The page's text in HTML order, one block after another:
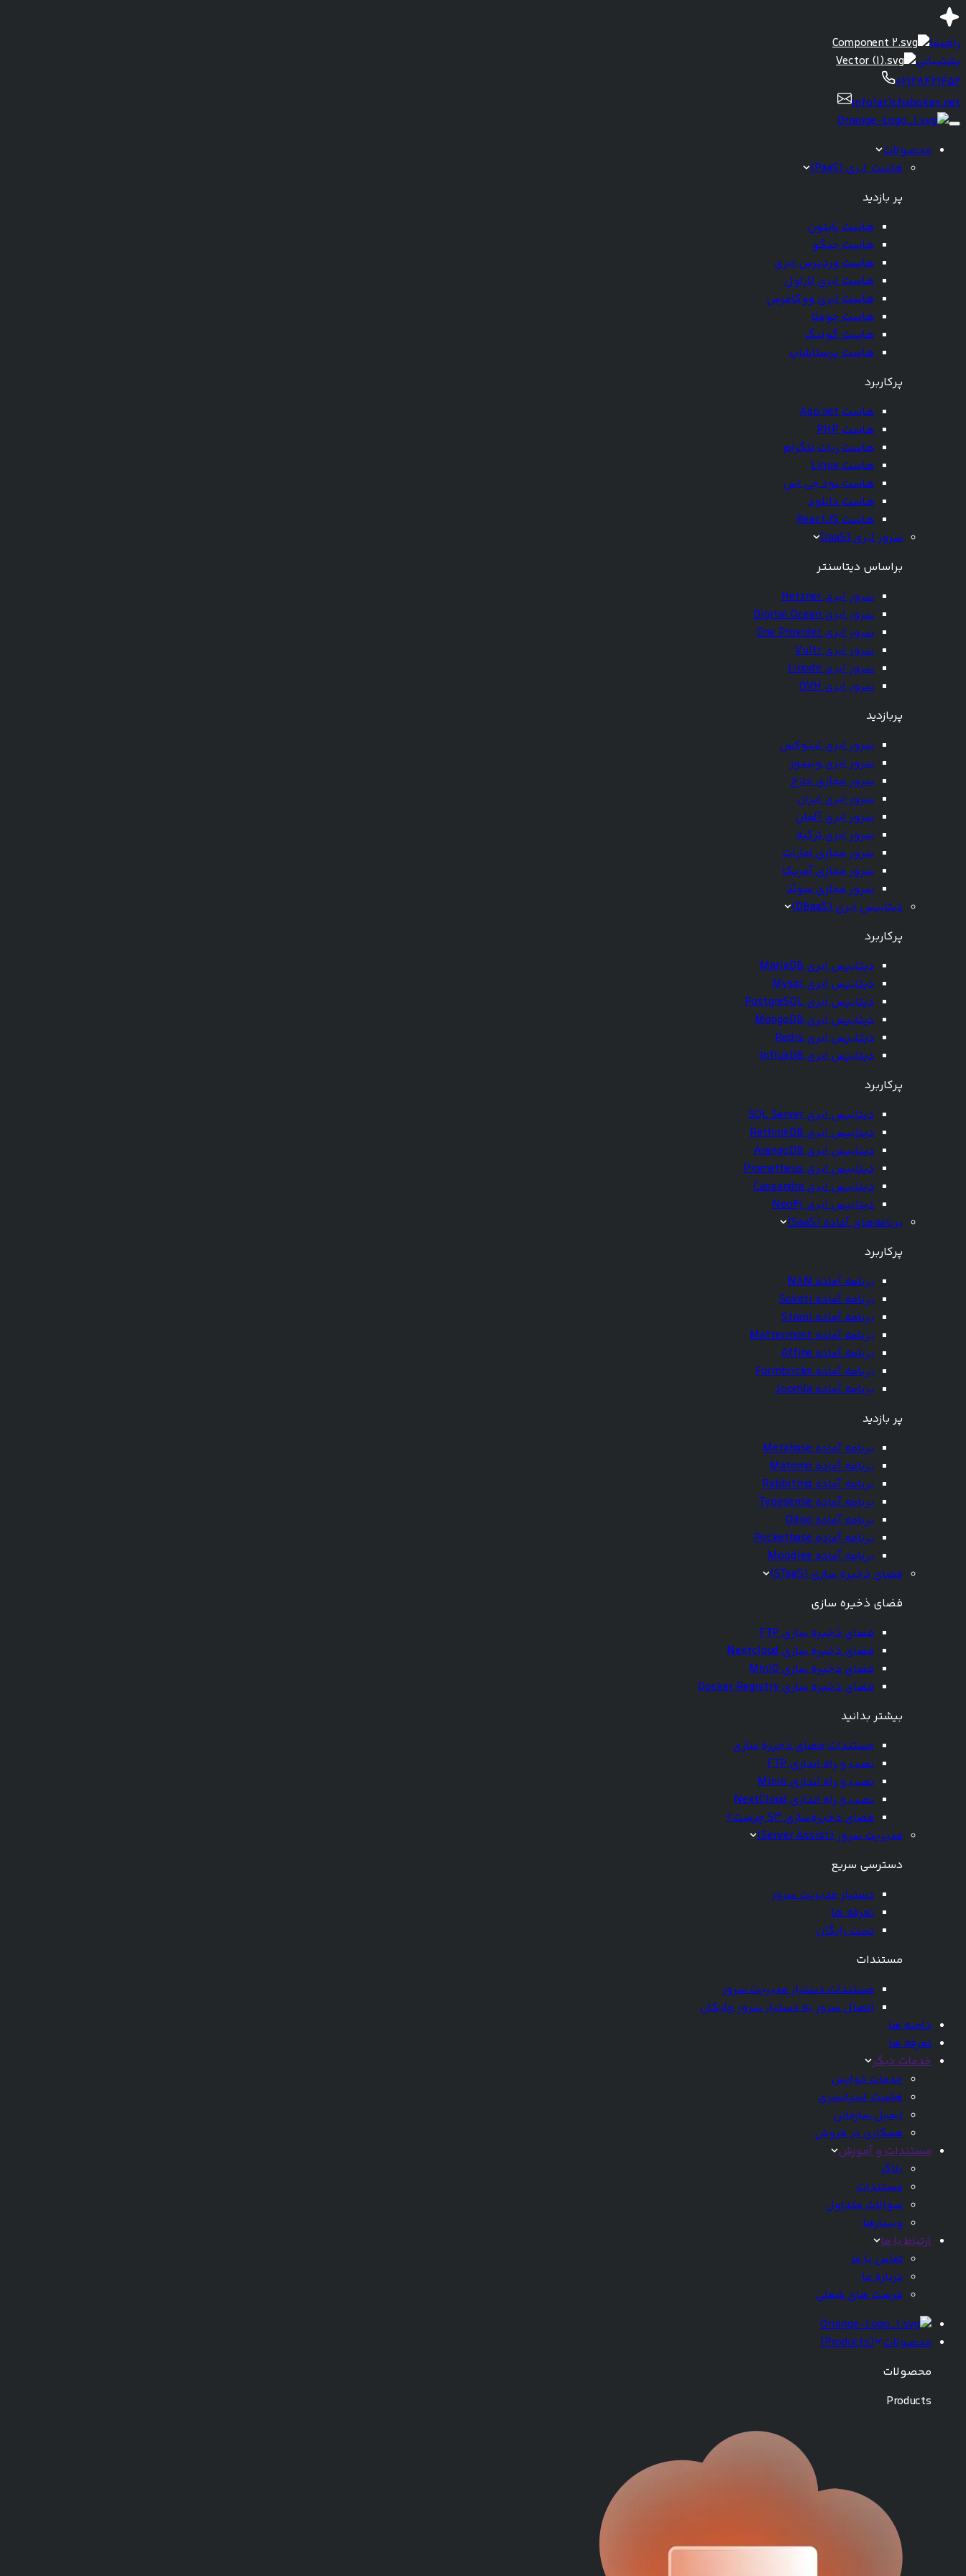
راهنما
پشتیبانی
02128421452
info(at)chabokan.net
محصولات
هاست ابری (PaaS)
پر بازدید
هاست پایتون
هاست جنگو
هاست وردپرس ابری
هاست ابری لاراول
هاست ابری ووکامرس
هاست جوملا
هاست گولنگ
هاست پرستاشاپ
پرکاربرد
هاست Asp.net
هاست PHP
هاست ربات تلگرام
هاست Linux
هاست نود جی اس
هاست دانلود
هاست ReactJS
سرور ابری (IaaS)
براساس دیتاسنتر
سرور ابری Hetzner
سرور ابری Digital Ocean
سرور ابری One Provider
سرور ابری Vultr
سرور ابری Linode
سرور ابری OVH
پربازدید
سرور ابری لینوکس
سرور ابری ویندوز
سرور مجازی خارج
سرور ابری ایران
سرور ابری آلمان
سرور ابری ترکیه
سرور مجازی امارات
سرور مجازی آمریکا
سرور مجازی سوئد
دیتابیس ابری (DBaaS)
پرکاربرد
دیتابیس ابری MariaDB
دیتابیس ابری Mysql
دیتابیس ابری PostgreSQL
دیتابیس ابری MongoDB
دیتابیس ابری Redis
دیتابیس ابری InfluxDB
پرکاربرد
دیتابیس ابری SQL Server
دیتابیس ابری RethinkDB
دیتابیس ابری ArangoDB
دیتابیس ابری Prometheus
دیتابیس ابری Cassandra
دیتابیس ابری Neo4j
برنامه‌های آماده (SaaS)
پرکاربرد
برنامه آماده N8N
برنامه آماده Soketi
برنامه آماده Strapi
برنامه آماده Mattermost
برنامه آماده Affine
برنامه آماده Formbricks
برنامه آماده Joomla
پر بازدید
برنامه آماده Metabase
برنامه آماده Matomo
برنامه آماده Rabbitmq
برنامه آماده Typesense
برنامه آماده Odoo
برنامه آماده Pocketbase
برنامه آماده Moodlee
فضای ذخیره سازی (STaaS)
فضای ذخیره سازی
فضای ذخیره سازی FTP
فضای ذخیره سازی Nextcloud
فضای ذخیره سازی MinIO
فضای ذخیره سازی Docker Registry
بیشتر بدانید
مستندات فضای ذخیره سازی
نصب و راه اندازی FTP
نصب و راه اندازی Minio
نصب و راه اندازی NextCloud
فضای ذخیره‌سازی S3 چیست؟
مدیریت سرور (Server Assist)
دسترسی سریع
دستیار مدیریت سرور
تعرفه ها
تست رایگان
مستندات
مستندات دستیار مدیریت سرور
اتصال سرور به دستیار سرور چابکان
دامنه ها
تعرفه ها
خدمات دیگر
خدمات دواپس
هاست اسپانسری
ایمیل سازمانی
همکاری در فروش
مستندات و آموزش
بلاگ
مستندات
سوالات متداول
وبینارها
ارتباط با ما
تماس با ما
درباره ما
فرصت های شغلی
محصولات (
Products
)
محصولات
Products